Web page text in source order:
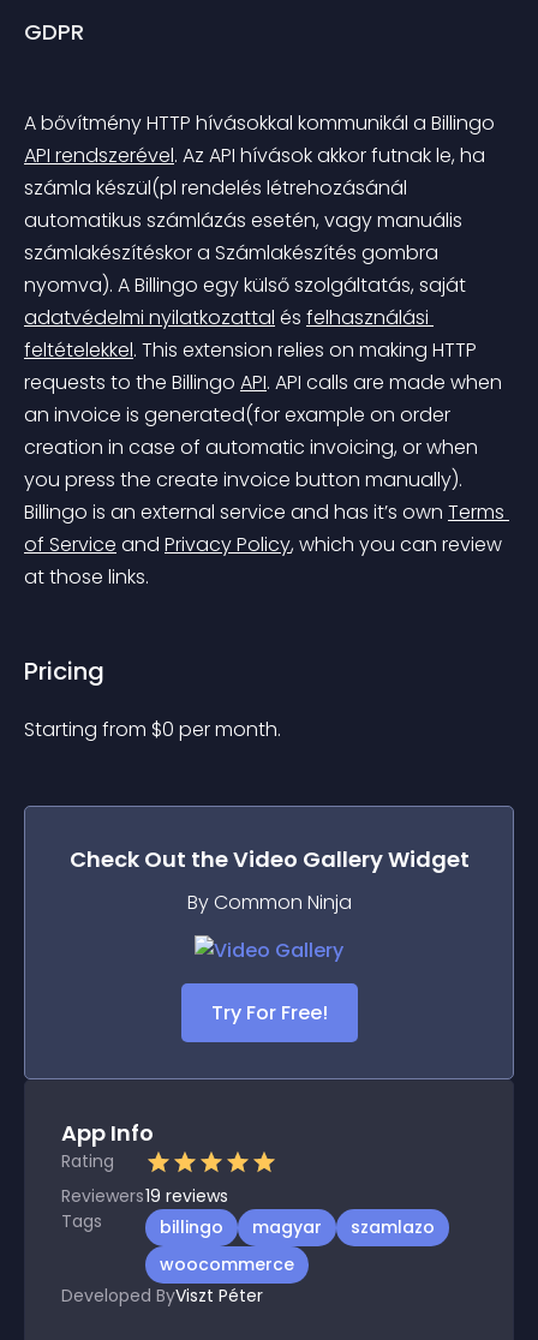
GDPR
A bővítmény HTTP hívásokkal kommunikál a Billingo
API rendszerével. Az API hívások akkor futnak le, ha
számla készül(pl rendelés létrehozásánál
automatikus számlázás esetén, vagy manuális
számlakészítéskor a Számlakészítés gombra
nyomva). A Billingo egy külső szolgáltatás, saját
adatvédelmi nyilatkozattal és felhasználási
feltételekkel. This extension relies on making HTTP
requests to the Billingo API. API calls are made when
an invoice is generated(for example on order
creation in case of automatic invoicing, or when
you press the create invoice button manually).
Billingo is an external service and has it’s own Terms
of Service and Privacy Policy, which you can review
at those links.
Pricing
Starting from $0 per month.
Check Out theVideo GalleryWidget
By Common Ninja
Try For Free!
App Info
Rating
Reviewers19 reviews
Tags
billingo magyar
szamlazo
woocommerce
Developed ByViszt Péter